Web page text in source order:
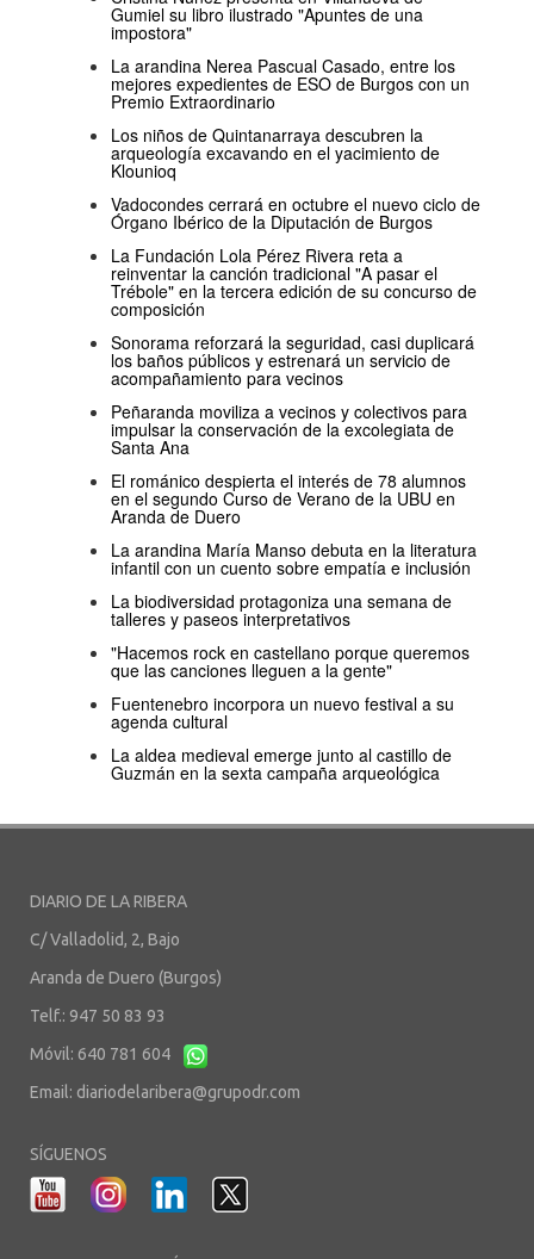
Gumiel su libro ilustrado "Apuntes de una
impostora"
La arandina Nerea Pascual Casado, entre los
mejores expedientes de ESO de Burgos con un
Premio Extraordinario
Los niños de Quintanarraya descubren la
arqueología excavando en el yacimiento de
Klounioq
Vadocondes cerrará en octubre el nuevo ciclo de
Órgano Ibérico de la Diputación de Burgos
La Fundación Lola Pérez Rivera reta a
reinventar la canción tradicional "A pasar el
Trébole" en la tercera edición de su concurso de
composición
Sonorama reforzará la seguridad, casi duplicará
los baños públicos y estrenará un servicio de
acompañamiento para vecinos
Peñaranda moviliza a vecinos y colectivos para
impulsar la conservación de la excolegiata de
Santa Ana
El románico despierta el interés de 78 alumnos
en el segundo Curso de Verano de la UBU en
Aranda de Duero
La arandina María Manso debuta en la literatura
infantil con un cuento sobre empatía e inclusión
La biodiversidad protagoniza una semana de
talleres y paseos interpretativos
"Hacemos rock en castellano porque queremos
que las canciones lleguen a la gente"
Fuentenebro incorpora un nuevo festival a su
agenda cultural
La aldea medieval emerge junto al castillo de
Guzmán en la sexta campaña arqueológica
DIARIO DE LA RIBERA
C/ Valladolid, 2, Bajo
Aranda de Duero (Burgos)
Telf.: 947 50 83 93
Móvil: 640 781 604
Email: diariodelaribera@grupodr.com
SÍGUENOS